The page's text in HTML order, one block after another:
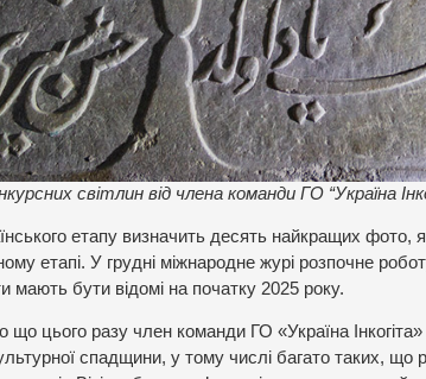
світлин від члена команди ГО “Україна
етапу визначить десять найкращих фото,
етапі. У грудні міжнародне журі розпочне
мають бути відомі на початку 2025 року.
що цього разу член команди ГО «Україна
спадщини, у тому числі багато таких,